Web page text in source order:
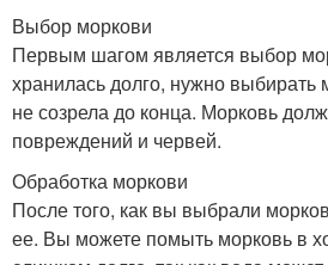
Выбор моркови
Первым шагом является выбор
хранилась долго, нужно выбирать
не созрела до конца. Морковь
повреждений и червей.
Обработка моркови
После того, как вы выбрали
ее. Вы можете помыть морковь в